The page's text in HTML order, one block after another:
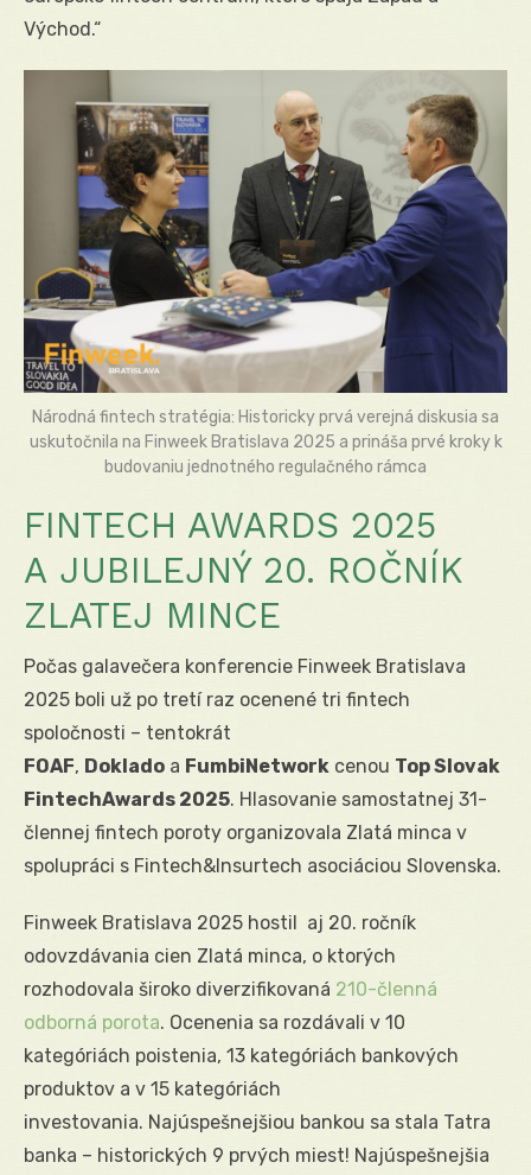
Východ.“
Národná fintech stratégia: Historicky prvá verejná diskusia sa
uskutočnila na Finweek Bratislava 2025 a prináša prvé kroky k
budovaniu jednotného regulačného rámca
FINTECH AWARDS 2025
A JUBILEJNÝ 20. ROČNÍK
ZLATEJ MINCE
Počas galavečera konferencie Finweek Bratislava
2025 boli už po tretí raz ocenené tri fintech
spoločnosti – tentokrát
FOAF, Doklado a FumbiNetwork cenou Top Slovak
FintechAwards 2025. Hlasovanie samostatnej 31-
člennej fintech poroty organizovala Zlatá minca v
spolupráci s Fintech&Insurtech asociáciou Slovenska.
Finweek Bratislava 2025 hostil aj 20. ročník
odovzdávania cien Zlatá minca, o ktorých
rozhodovala široko diverzifikovaná 210-členná
odborná porota. Ocenenia sa rozdávali v 10
kategóriách poistenia, 13 kategóriách bankových
produktov a v 15 kategóriách
investovania. Najúspešnejšiou bankou sa stala Tatra
banka – historických 9 prvých miest! Najúspešnejšia